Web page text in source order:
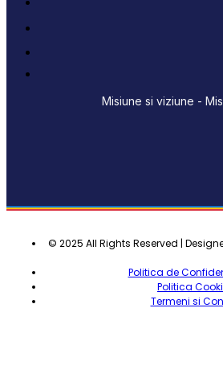
Misiune si viziune -
© 2025 All Rights Reserved |
Politica de
Politica
Termeni si